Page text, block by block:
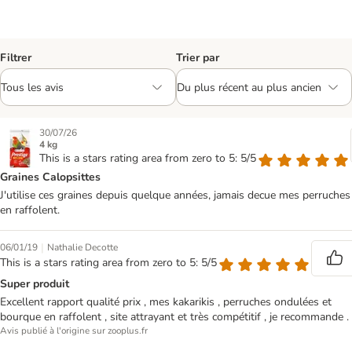
Filtrer Trier par
30/07/26
4 kg
This is a stars rating area from zero to 5: 5/5
Graines Calopsittes
J'utilise ces graines depuis quelque années, jamais decue mes perruches
en raffolent.
06/01/19 | Nathalie Decotte
This is a stars rating area from zero to 5: 5/5
Super produit
Excellent rapport qualité prix , mes kakarikis , perruches ondulées et
bourque en raffolent , site attrayant et très compétitif , je recommande .
Avis publié à l'origine sur zooplus.fr